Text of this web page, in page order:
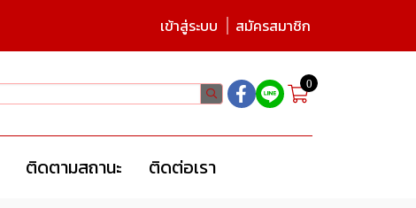
เข้าสู่ระบบ สมัครสมาชิก
0
ติดตามสถานะ ติดต่อเรา